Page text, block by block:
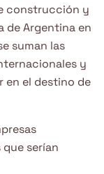
construcción y
de Argentina en
suman las
y
en el destino de
serían